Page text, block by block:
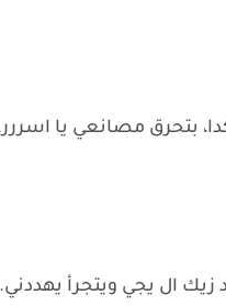
كدا، بتحرق مصانعي يا
ال يجي ويتجرأ